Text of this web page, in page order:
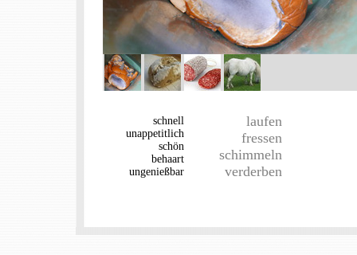
schnell
unappetitlich
schön
behaart
ungenießbar
laufen
fressen
schimmeln
verderben